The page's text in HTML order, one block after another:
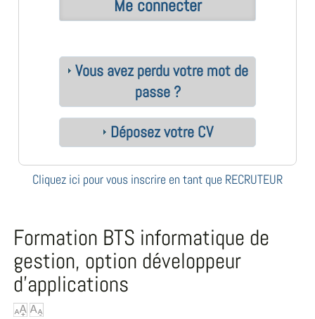
Vous avez perdu votre mot de
passe ?
Déposez votre CV
Cliquez ici pour vous inscrire en tant que RECRUTEUR
Formation BTS informatique de
gestion, option développeur
d'applications